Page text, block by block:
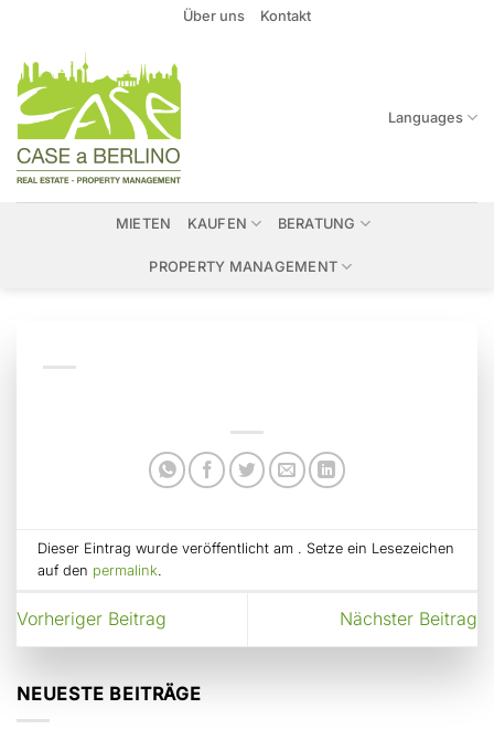
springen
Über uns Kontakt
Languages
MIETEN KAUFEN BERATUNG
PROPERTY MANAGEMENT
Dieser Eintrag wurde veröffentlicht am . Setze ein Lesezeichen
auf den permalink.
Vorheriger Beitrag Nächster Beitrag
NEUESTE BEITRÄGE